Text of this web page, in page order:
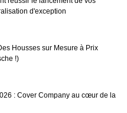
d'exception
Housses sur Mesure à Prix
!)
: Cover Company au cœur de la